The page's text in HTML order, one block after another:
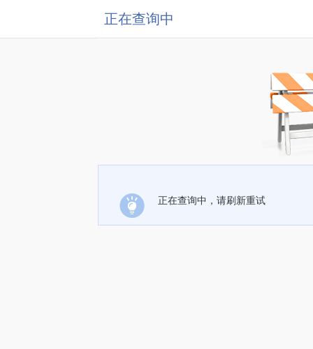
正在查询中
正在查询中，请刷新重试